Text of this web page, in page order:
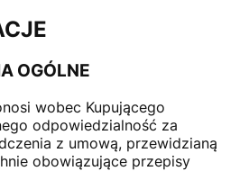
OGÓLNE
wobec Kupującego
odpowiedzialność za
z umową, przewidzianą
obowiązujące przepisy